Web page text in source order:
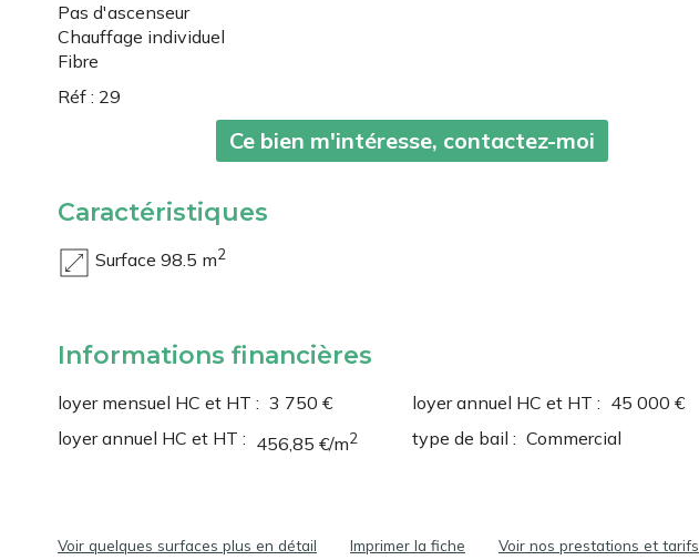
Pas d'ascenseur
Chauffage individuel
Fibre
Réf : 29
Ce bien m'intéresse, contactez-moi
Caractéristiques
Surface 98.5 m2
Informations financières
loyer mensuel HC et HT : 3 750 € loyer annuel HC et HT : 45 000 €
loyer annuel HC et HT : 456,85 €/m2 type de bail : Commercial
Voir quelques surfaces plus en détail Imprimer la fiche Voir nos prestations et tarifs